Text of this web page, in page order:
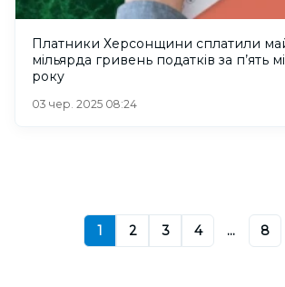
Платники Херсонщини сплатили
мільярда гривень податків за п’ять
року
03 чер. 2025 08:24
1 2 3 4 ... 8